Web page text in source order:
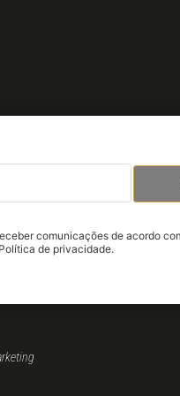
comunicações de acordo
de privacidade.